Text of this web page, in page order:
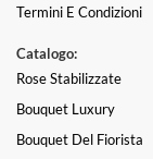
Termini E Condizioni
Catalogo:
Rose Stabilizzate
Bouquet Luxury
Bouquet Del Fiorista